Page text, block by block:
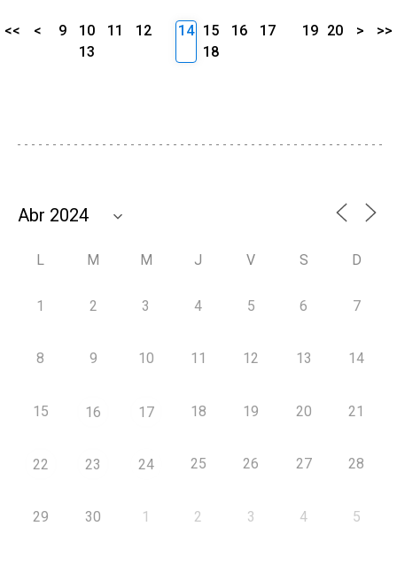
<< < 9 10 11
12
13
14 15 16
17
18
19 20 > >>
L M M J V S D
1 2 3 4 5 6 7
8 9 10 11 12 13 14
15 16 17 18 19 20 21
22 23 24 25 26 27 28
29 30 1 2 3 4 5